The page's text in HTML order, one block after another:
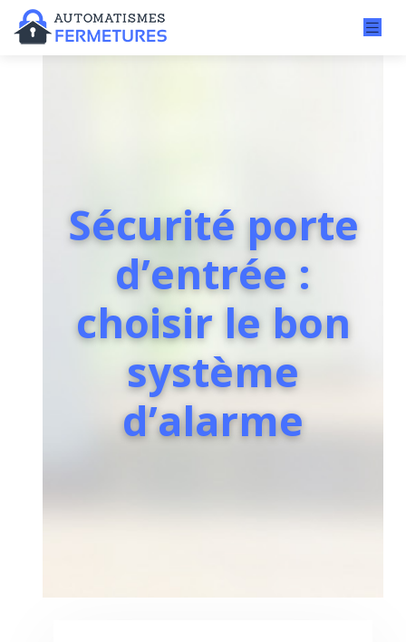
Sécurité porte
d’entrée :
choisir le bon
système
d’alarme